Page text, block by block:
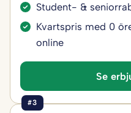
Student- &
Kvartspris med 0
online
Se
#3